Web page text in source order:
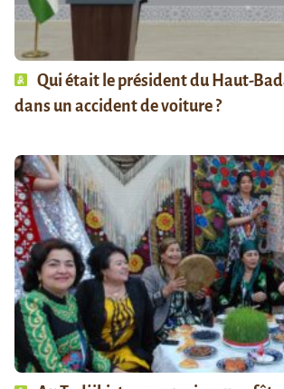
Qui était le président du Haut-
dans un accident de voiture ?